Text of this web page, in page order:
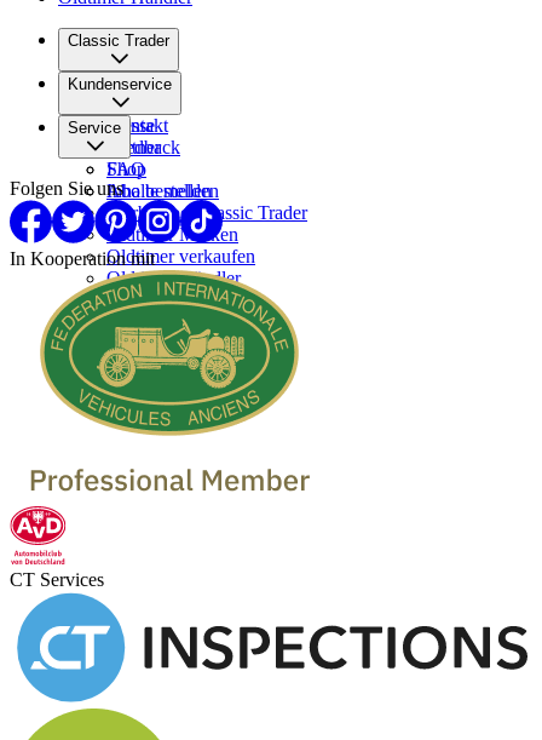
Classic Trader
Über uns
Karriere
Presse
Partner
Kundenservice
Kontakt
Feedback
FAQ
Inhalte melden
Service
Shop
Abo bestellen
Werben bei Classic Trader
Oldtimer Marken
Oldtimer verkaufen
Oldtimer Händler
Folgen Sie uns
In Kooperation mit
CT Services